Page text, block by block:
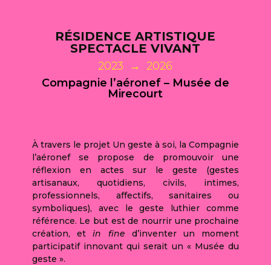
RÉSIDENCE ARTISTIQUE
SPECTACLE VIVANT
2023 → 2026
Compagnie l’aéronef – Musée de
Mirecourt
À travers le projet Un geste à soi, la Compagnie
l’aéronef se propose de promouvoir une
réflexion en actes sur le geste (gestes
artisanaux, quotidiens, civils, intimes,
professionnels, affectifs, sanitaires ou
symboliques), avec le geste luthier comme
référence. Le but est de nourrir une prochaine
création, etin fine d’inventer un moment
participatif innovant qui serait un « Musée du
geste ».